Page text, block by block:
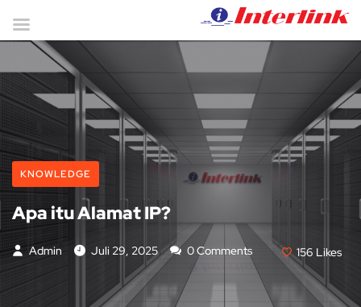
KNOWLEDGE
Apa itu Alamat IP?
Admin Juli 29, 2025 0 Comments 156 Likes